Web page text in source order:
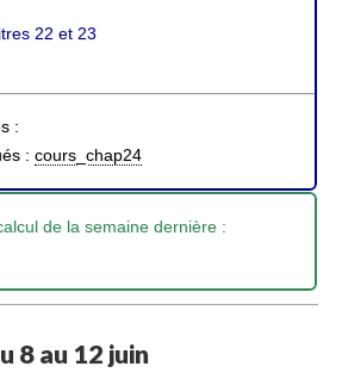
22 et 23
:
: cours_chap24
de la semaine dernière :
8 au 12 juin